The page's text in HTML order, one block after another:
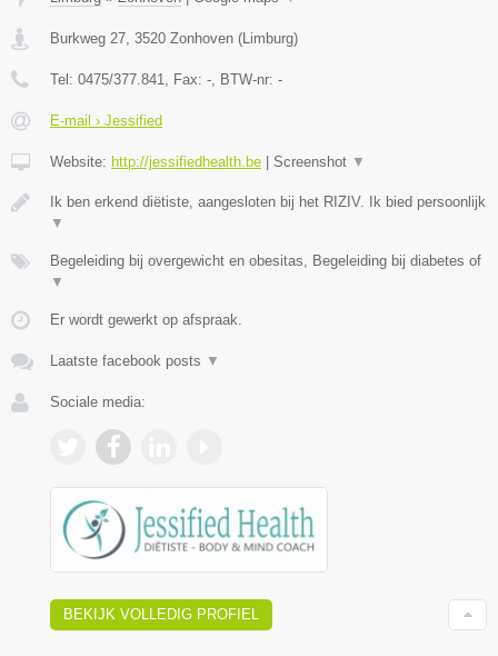
Burkweg 27 3520 Zonhoven (Limburg)
Tel: 0475/377.841 , Fax: - , BTW-nr: -
E-mail › Jessified
Website: http://jessifiedhealth.be | Screenshot ▼
Ik ben erkend diëtiste, aangesloten bij het RIZIV. Ik bied persoonlijk
▼
Begeleiding bij overgewicht en obesitas, Begeleiding bij diabetes of
▼
Er wordt gewerkt op afspraak.
Laatste facebook posts ▼
Sociale media:
BEKIJK VOLLEDIG PROFIEL